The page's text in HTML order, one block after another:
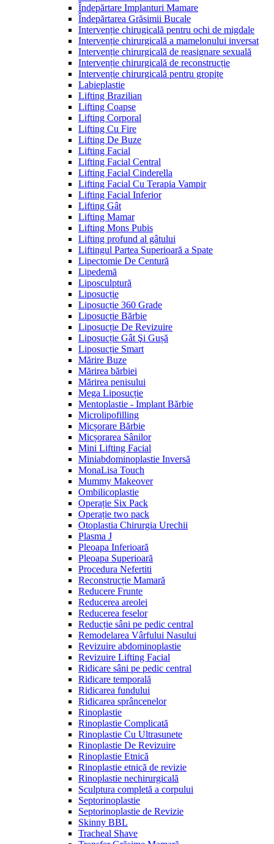
Îndepărtare Implanturi Mamare
Îndepărtarea Grăsimii Bucale
Intervenție chirugicală pentru ochi de migdale
Intervenție chirurgicală a mamelonului inversat
Intervenție chirurgicală de reasignare sexuală
Intervenție chirurgicală de reconstrucție
Intervenție chirurgicală pentru gropițe
Labieplastie
Lifting Brazilian
Lifting Coapse
Lifting Corporal
Lifting Cu Fire
Lifting De Buze
Lifting Facial
Lifting Facial Central
Lifting Facial Cinderella
Lifting Facial Cu Terapia Vampir
Lifting Facial Inferior
Lifting Gât
Lifting Mamar
Lifting Mons Pubis
Lifting profund al gâtului
Liftingul Partea Superioară a Spate
Lipectomie De Centură
Lipedemă
Liposculptură
Liposucție
Liposucție 360 Grade
Liposucție Bărbie
Liposucție De Revizuire
Liposucție Gât Şi Gușă
Liposucție Smart
Mărire Buze
Mărirea bărbiei
Mărirea penisului
Mega Liposucție
Mentoplastie - Implant Bărbie
Microlipofilling
Micșorare Bărbie
Micșorarea Sânilor
Mini Lifting Facial
Miniabdominoplastie Inversă
MonaLisa Touch
Mummy Makeover
Ombilicoplastie
Operație Six Pack
Operație two pack
Otoplastia Chirurgia Urechii
Plasma J
Pleoapa Inferioară
Pleoapa Superioară
Procedura Nefertiti
Reconstrucție Mamară
Reducere Frunte
Reducerea areolei
Reducerea feselor
Reducție sâni pe pedic central
Remodelarea Vârfului Nasului
Revizuire abdominoplastie
Revizuire Lifting Facial
Ridicare sâni pe pedic central
Ridicare temporală
Ridicarea fundului
Ridicarea sprâncenelor
Rinoplastie
Rinoplastie Complicată
Rinoplastie Cu Ultrasunete
Rinoplastie De Revizuire
Rinoplastie Etnică
Rinoplastie etnică de revizie
Rinoplastie nechirurgicală
Sculptura completă a corpului
Septorinoplastie
Septorinoplastie de Revizie
Skinny BBL
Tracheal Shave